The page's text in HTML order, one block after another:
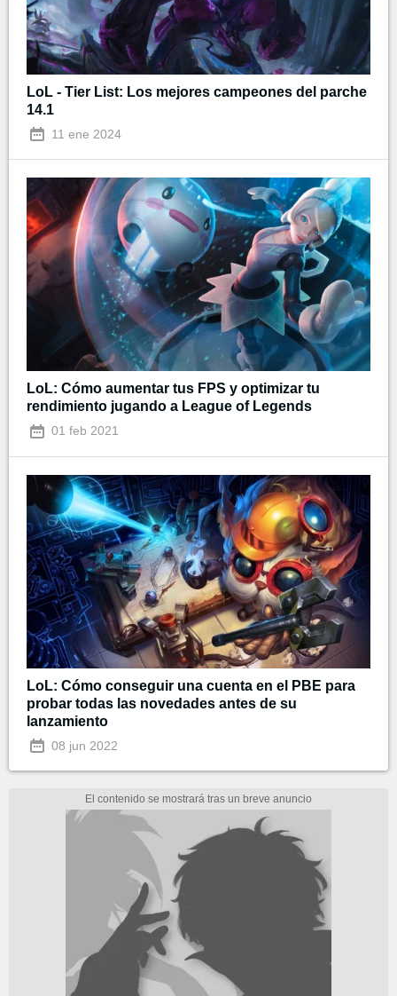
LoL - Tier List: Los mejores campeones del parche
14.1
11 ene 2024
LoL: Cómo aumentar tus FPS y optimizar tu
rendimiento jugando a League of Legends
01 feb 2021
LoL: Cómo conseguir una cuenta en el PBE para
probar todas las novedades antes de su
lanzamiento
08 jun 2022